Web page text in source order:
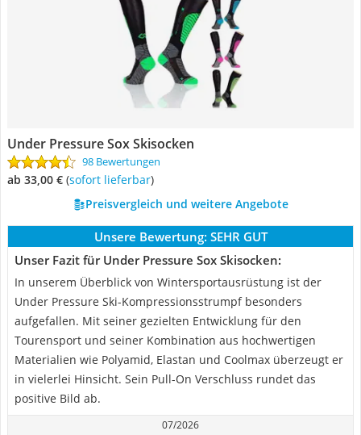
Under Pressure Sox Skisocken
98 Bewertungen
ab 33,00 € ( Sofort lieferbar)
Preisvergleich und weitere Angebote
Unsere Bewertung: SEHR GUT
Unser Fazit für Under Pressure Sox Skisocken:
In unserem Überblick von Wintersportausrüstung ist der
Under Pressure Ski-Kompressionsstrumpf besonders
aufgefallen. Mit seiner gezielten Entwicklung für den
Tourensport und seiner Kombination aus hochwertigen
Materialien wie Polyamid, Elastan und Coolmax überzeugt er
in vielerlei Hinsicht. Sein Pull-On Verschluss rundet das
positive Bild ab.
07/2026